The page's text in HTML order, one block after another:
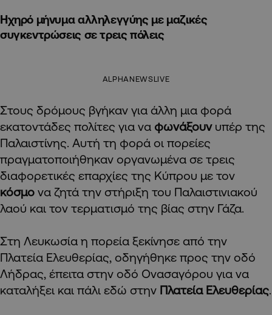
Ηχηρό μήνυμα αλληλεγγύης με μαζικές
συγκεντρώσεις σε τρεις πόλεις
ALPHANEWSLIVE
Στους δρόμους βγήκαν για άλλη μια φορά
εκατοντάδες πολίτες για να φωνάξουν υπέρ της
Παλαιστίνης. Αυτή τη φορά οι πορείες
πραγματοποιήθηκαν οργανωμένα σε τρεις
διαφορετικές επαρχίες της Κύπρου με τον
κόσμο να ζητά την στήριξη του Παλαιστινιακού
λαού και τον τερματισμό της βίας στην Γάζα.
Στη Λευκωσία η πορεία ξεκίνησε από την
Πλατεία Ελευθερίας, οδηγήθηκε προς την οδό
Λήδρας, έπειτα στην οδό Ονασαγόρου για να
καταλήξει και πάλι εδώ στην Πλατεία Ελευθερίας.